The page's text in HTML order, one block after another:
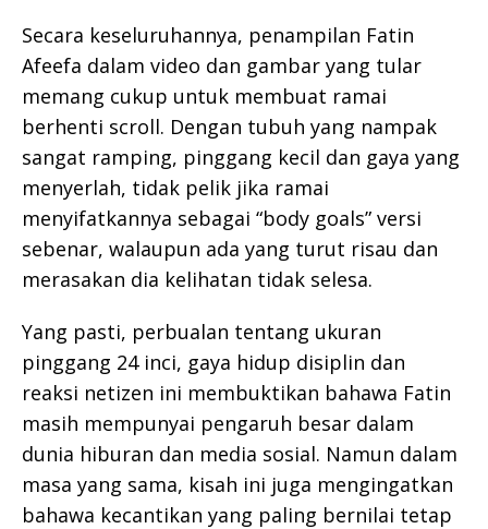
Secara keseluruhannya, penampilan Fatin
Afeefa dalam video dan gambar yang tular
memang cukup untuk membuat ramai
berhenti scroll. Dengan tubuh yang nampak
sangat ramping, pinggang kecil dan gaya yang
menyerlah, tidak pelik jika ramai
menyifatkannya sebagai “body goals” versi
sebenar, walaupun ada yang turut risau dan
merasakan dia kelihatan tidak selesa.
Yang pasti, perbualan tentang ukuran
pinggang 24 inci, gaya hidup disiplin dan
reaksi netizen ini membuktikan bahawa Fatin
masih mempunyai pengaruh besar dalam
dunia hiburan dan media sosial. Namun dalam
masa yang sama, kisah ini juga mengingatkan
bahawa kecantikan yang paling bernilai tetap